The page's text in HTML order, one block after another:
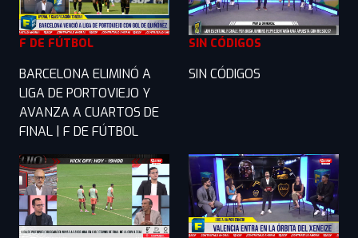
F DE FÚTBOL
BARCELONA ELIMINÓ A
LIGA DE PORTOVIEJO Y
AVANZA A CUARTOS DE
FINAL | F DE FÚTBOL
SIN CÓDIGOS
SIN CÓDIGOS